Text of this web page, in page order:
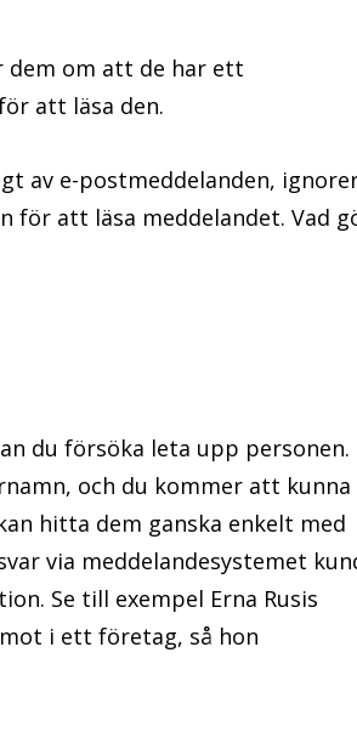
dem om att de har ett
att läsa den.
av e-postmeddelanden,
för att läsa meddelandet. Vad
du försöka leta upp personen.
och du kommer att kunna
hitta dem ganska enkelt med
via meddelandesystemet
Se till exempel Erna Rusis
i ett företag, så hon